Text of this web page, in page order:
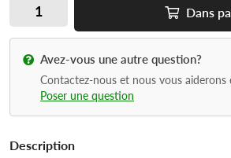
Dans
Avez-vous une autre question?
Contactez-nous et nous vous aiderons
Poser une question
Description